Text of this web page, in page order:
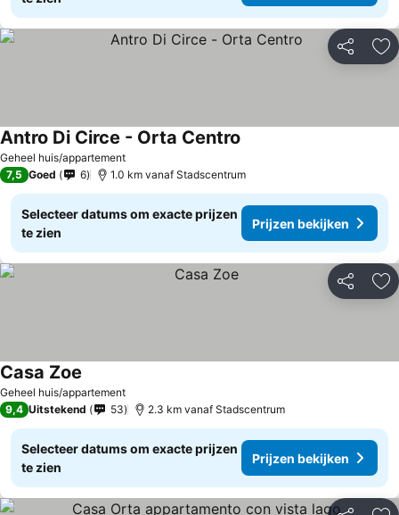
Delen
Geheel huis/appartement
Antro Di Circe - Orta Centro
7,5 Goed 6 1.0 km vanaf Stadscentrum
Selecteer datums om exacte prijzen
te zien
Prijzen bekijken
Delen
Geheel huis/appartement
Casa Zoe
9,4 Uitstekend 53 2.3 km vanaf Stadscentrum
Selecteer datums om exacte prijzen
te zien
Prijzen bekijken